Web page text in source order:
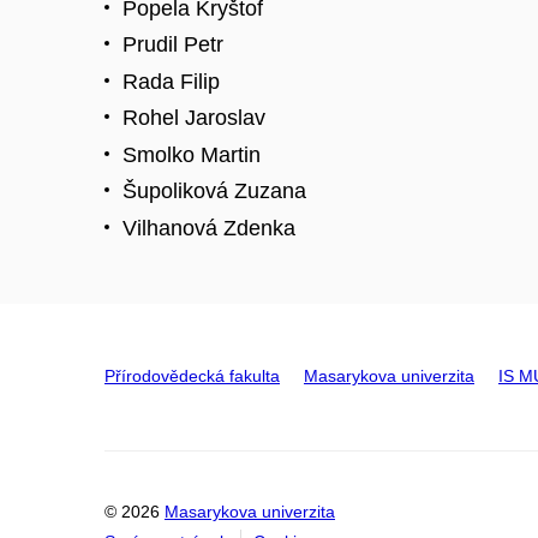
Popela Kryštof
Prudil Petr
Rada Filip
Rohel Jaroslav
Smolko Martin
Šupoliková Zuzana
Vilhanová Zdenka
Přírodovědecká fakulta Masarykova univerzita IS
© 2026 Masarykova univerzita